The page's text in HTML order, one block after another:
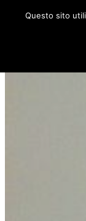
Questo sito